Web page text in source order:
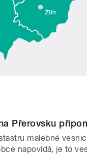
Přerovsku
malebné
napovídá, je to